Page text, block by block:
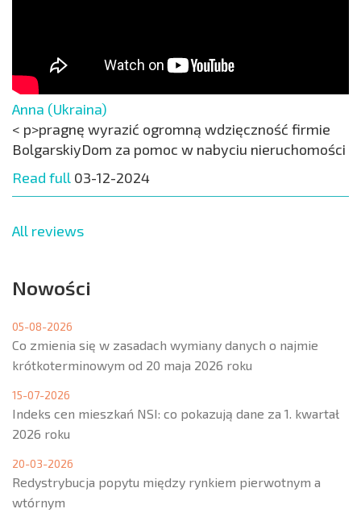
Anna (Ukraina)
< p>pragnę wyrazić ogromną wdzięczność firmie
BolgarskiyDom za pomoc w nabyciu nieruchomości
Read full 03-12-2024
All reviews
Nowości
05-08-2026
Co zmienia się w zasadach wymiany danych o najmie
krótkoterminowym od 20 maja 2026 roku
15-07-2026
Indeks cen mieszkań NSI: co pokazują dane za 1. kwartał
2026 roku
20-03-2026
Redystrybucja popytu między rynkiem pierwotnym a
wtórnym